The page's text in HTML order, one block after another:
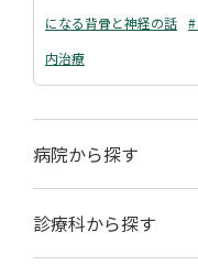
になる背骨と神経の話
内治療
病院から探す
診療科から探す